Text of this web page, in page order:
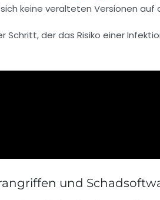
keine veralteten Versionen auf
der das Risiko einer
und